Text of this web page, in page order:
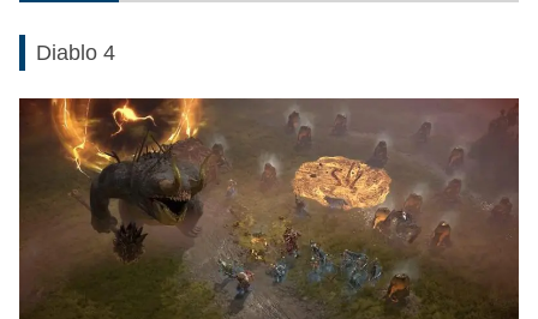
Diablo 4